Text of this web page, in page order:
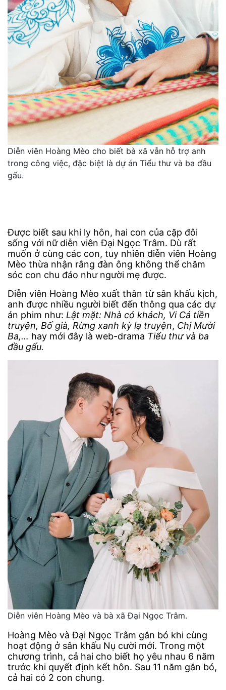
Diễn viên Hoàng Mèo cho biết bà xã vẫn hỗ trợ anh
trong công việc, đặc biệt là dự án Tiểu thư và ba đầu
gấu.
Được biết sau khi ly hôn, hai con của cặp đôi
sống với nữ diễn viên Đại Ngọc Trâm. Dù rất
muốn ở cùng các con, tuy nhiên diễn viên Hoàng
Mèo thừa nhận rằng đàn ông không thể chăm
sóc con chu đáo như người mẹ được.
Diễn viên Hoàng Mèo xuất thân từ sân khấu kịch,
anh được nhiều người biết đến thông qua các dự
án phim như: Lật mặt: Nhà có khách, Vi Cá tiền
truyện, Bố già, Rừng xanh kỳ lạ truyện, Chị Mười
Ba,… hay mới đây là web-drama Tiểu thư và ba
đầu gấu.
Diễn viên Hoàng Mèo và bà xã Đại Ngọc Trâm.
Hoàng Mèo và Đại Ngọc Trâm gắn bó khi cùng
hoạt động ở sân khấu Nụ cười mới. Trong một
chương trình, cả hai cho biết họ yêu nhau 6 năm
trước khi quyết định kết hôn. Sau 11 năm gắn bó,
cả hai có 2 con chung.